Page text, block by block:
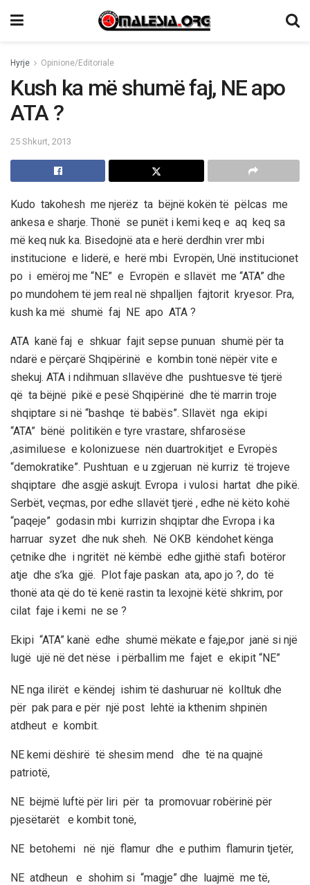
Hyrje Opinione/Editoriale
Kush ka më shumë faj, NE apo
ATA ?
25 Shkurt, 2013
Kudo takohesh me njerëz ta bëjnë kokën të pëlcas me
ankesa e sharje. Thonë se punët i kemi keq e aq keq sa
më keq nuk ka. Bisedojnë ata e herë derdhin vrer mbi
institucione e liderë, e herë mbi Evropën, Unë institucionet
po i emëroj me “NE” e Evropën e sllavët me “ATA” dhe
po mundohem të jem real në shpalljen fajtorit kryesor. Pra,
kush ka më shumë faj NE apo ATA ?
ATA kanë faj e shkuar fajit sepse punuan shumë për ta
ndarë e përçarë Shqipërinë e kombin tonë nëpër vite e
shekuj. ATA i ndihmuan sllavëve dhe pushtuesve të tjerë
që ta bëjnë pikë e pesë Shqipërinë dhe të marrin troje
shqiptare si në “bashqe të babës”. Sllavët nga ekipi
“ATA” bënë politikën e tyre vrastare, shfarosëse
,asimiluese e kolonizuese nën duartrokitjet e Evropës
“demokratike”. Pushtuan e u zgjeruan në kurriz të trojeve
shqiptare dhe asgjë askujt. Evropa i vulosi hartat dhe pikë.
Serbët, veçmas, por edhe sllavët tjerë , edhe në këto kohë
“paqeje” godasin mbi kurrizin shqiptar dhe Evropa i ka
harruar syzet dhe nuk sheh. Në OKB këndohet kënga
çetnike dhe i ngritët në këmbë edhe gjithë stafi botëror
atje dhe s’ka gjë. Plot faje paskan ata, apo jo ?, do të
thonë ata që do të kenë rastin ta lexojnë këtë shkrim, por
cilat faje i kemi ne se ?
Ekipi “ATA” kanë edhe shumë mëkate e faje,por janë si një
lugë ujë në det nëse i përballim me fajet e ekipit “NE”
NE nga ilirët e këndej ishim të dashuruar në kolltuk dhe
për pak para e për një post lehtë ia kthenim shpinën
atdheut e kombit.
NE kemi dëshirë të shesim mend dhe të na quajnë
patriotë,
NE bëjmë luftë për liri për ta promovuar robërinë për
pjesëtarët e kombit tonë,
NE betohemi në një flamur dhe e puthim flamurin tjetër,
NE atdheun e shohim si “magje” dhe luajmë me të,